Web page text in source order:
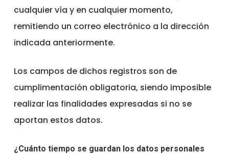
cualquier vía y en cualquier momento,
remitiendo un correo electrónico a la dirección
indicada anteriormente.
Los campos de dichos registros son de
cumplimentación obligatoria, siendo imposible
realizar las finalidades expresadas si no se
aportan estos datos.
¿Cuánto tiempo se guardan los datos personales